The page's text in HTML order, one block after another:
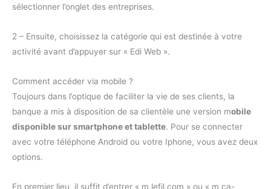
sélectionner l’onglet des entreprises.
2 – Ensuite, choisissez la catégorie qui est destinée à votre
activité avant d’appuyer sur « Edi Web ».
Comment accéder via mobile ?
Toujours dans l’optique de faciliter la vie de ses clients, la
banque a mis à disposition de sa clientèle une version mobile
disponible sur smartphone et tablette. Pour se connecter
avec votre téléphone Android ou votre Iphone, vous avez deux
options.
En premier lieu, il suffit d’entrer « m.lefil.com » ou « m.ca-